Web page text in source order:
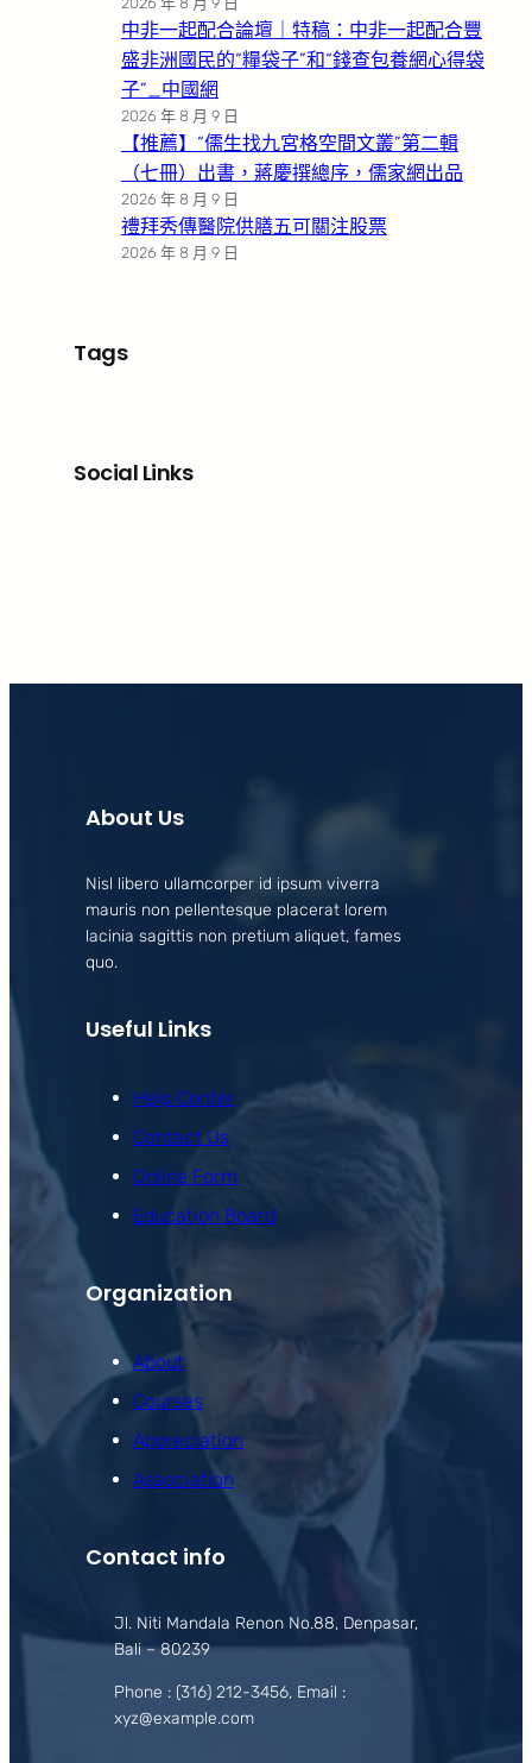
中非一起配合論壇｜特稿：中非一起配合豐
盛非洲國民的“糧袋子”和“錢查包養網心得袋
子”_中國網
2026 年 8 月 9 日
【推薦】“儒生找九宮格空間文叢”第二輯
（七冊）出書，蔣慶撰總序，儒家網出品
2026 年 8 月 9 日
禮拜秀傳醫院供膳五可關注股票
2026 年 8 月 9 日
Tags
Social Links
About Us
Nisl libero ullamcorper id ipsum viverra
mauris non pellentesque placerat lorem
lacinia sagittis non pretium aliquet, fames
quo.
Useful Links
Help Center
Contact Us
Online Form
Education Board
Organization
About
Courses
Appreciation
Association
Contact info
Jl. Niti Mandala Renon No.88, Denpasar,
Bali – 80239
Phone : (316) 212-3456, Email :
xyz@example.com